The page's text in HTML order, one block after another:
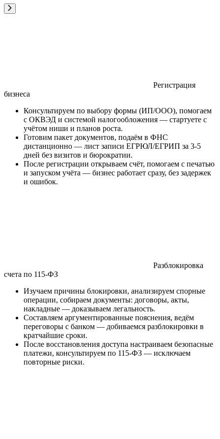
Регистрация
бизнеса
Консультируем по выбору формы (ИП/ООО), помогаем
с ОКВЭД и системой налогообложения — стартуете с
учётом ниши и планов роста.
Готовим пакет документов, подаём в ФНС
дистанционно — лист записи ЕГРЮЛ/ЕГРИП за 3-5
дней без визитов и бюрократии.
После регистрации открываем счёт, помогаем с печатью
и запуском учёта — бизнес работает сразу, без задержек
и ошибок.
Разблокировка
счета по 115-ФЗ
Изучаем причины блокировки, анализируем спорные
операции, собираем документы: договоры, акты,
накладные — доказываем легальность.
Составляем аргументированные пояснения, ведём
переговоры с банком — добиваемся разблокировки в
кратчайшие сроки.
После восстановления доступа настраиваем безопасные
платежи, консультируем по 115-ФЗ — исключаем
повторные риски.